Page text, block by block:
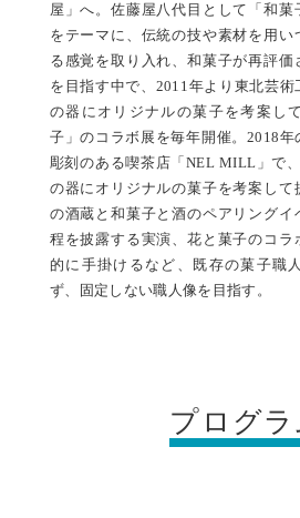
屋」へ。佐藤屋八代目として「和菓
をテーマに、伝統の技や素材を用い
る感覚を取り入れ、和菓子が再評価
を目指す中で、2011年より東北芸
の器にオリジナルの菓子を考案し
子」のコラボ展を毎年開催。2018年
彫刻のある喫茶店「NEL MILL」で
の器にオリジナルの菓子を考案して
の酒蔵と和菓子と酒のペアリングイ
程を披露する実演、花と菓子のコラ
的に手掛けるなど、既存の菓子職
ず、固定しない職人像を目指す。
プログラ